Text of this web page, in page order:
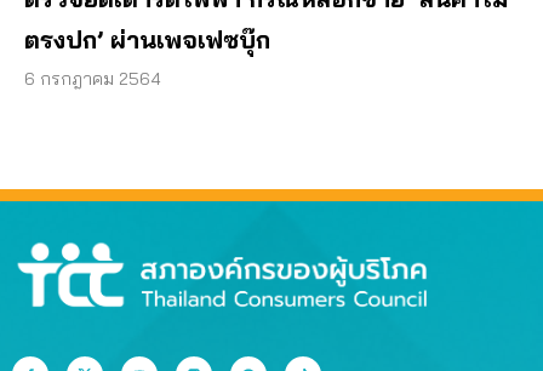
ตรงปก’ ผ่านเพจเฟซบุ๊ก
6 กรกฎาคม 2564